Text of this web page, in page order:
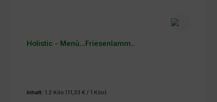
Holistic - Menü...Friesenlamm..
Inhalt: 1.2 Kilo (11,33 € / 1 Kilo)